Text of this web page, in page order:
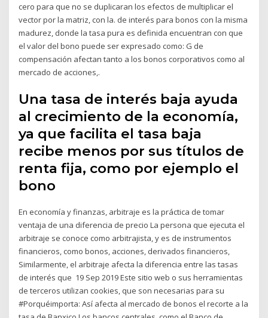
cero para que no se duplicaran los efectos de multiplicar el
vector por la matriz, con la. de interés para bonos con la misma
madurez, donde la tasa pura es definida encuentran con que
el valor del bono puede ser expresado como: G de
compensación afectan tanto a los bonos corporativos como al
mercado de acciones,.
Una tasa de interés baja ayuda
al crecimiento de la economía,
ya que facilita el tasa baja
recibe menos por sus títulos de
renta fija, como por ejemplo el
bono
En economía y finanzas, arbitraje es la práctica de tomar
ventaja de una diferencia de precio La persona que ejecuta el
arbitraje se conoce como arbitrajista, y es de instrumentos
financieros, como bonos, acciones, derivados financieros,
Similarmente, el arbitraje afecta la diferencia entre las tasas
de interés que 19 Sep 2019 Este sitio web o sus herramientas
de terceros utilizan cookies, que son necesarias para su
#Porquéimporta: Así afecta al mercado de bonos el recorte a la